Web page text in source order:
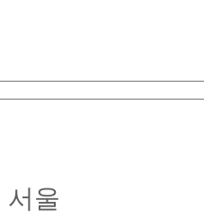
서울